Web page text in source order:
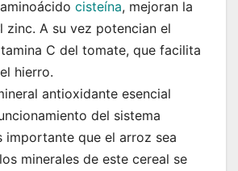
cisteína, mejoran la
zinc. A su vez potencian el
C del tomate, que facilita
hierro.
antioxidante esencial
del sistema
importante que el arroz sea
minerales de este cereal se